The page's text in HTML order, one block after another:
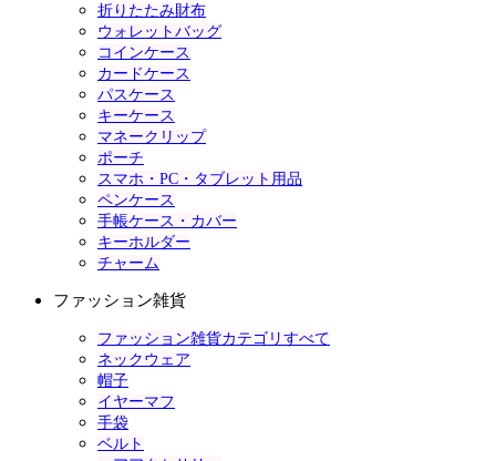
折りたたみ財布
ウォレットバッグ
コインケース
カードケース
パスケース
キーケース
マネークリップ
ポーチ
スマホ・PC・タブレット用品
ペンケース
手帳ケース・カバー
キーホルダー
チャーム
ファッション雑貨
ファッション雑貨カテゴリすべて
ネックウェア
帽子
イヤーマフ
手袋
ベルト